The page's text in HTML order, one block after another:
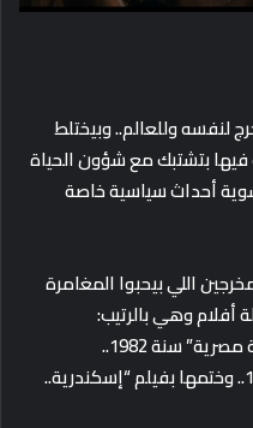
لنفسه وللعالم.. وبيختلط
فيها بتشتبك مع شؤون الحياة
أحداث سياسية خاصة
اللي بيحبوا المغامرة
أفلام وهي بالرتيب:
“إسكندرية ليه؟” سنة 1979.. و”حدوتة مصرية” سنة 1982..
و”إسكندرية كمان وكمان” سنة 1989.. وختمها بفيلم “إسكندرية..